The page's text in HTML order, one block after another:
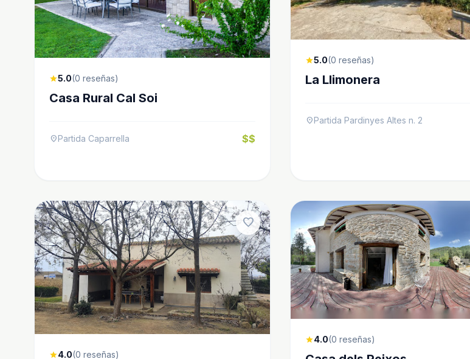
star5.0(0 reseñas)
Casa Rural Cal Soi
location_onPartida Caparrella $$
star5.0(0 reseñas)
La Llimonera
location_onPartida Pardinyes Altes n. 2
favorite
star4.0(0 reseñas)
star4.0(0 reseñas)